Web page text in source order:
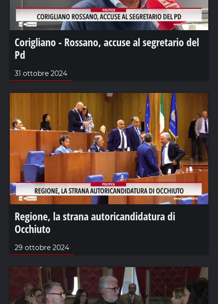
Corigliano - Rossano, accuse al segretario del
Pd
31 ottobre 2024
Regione, la strana autoricandidatura di
Occhiuto
29 ottobre 2024